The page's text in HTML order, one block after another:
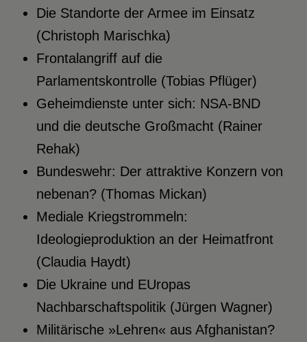
Die Standorte der Armee im Einsatz
(Christoph Marischka)
Frontalangriff auf die
Parlamentskontrolle (Tobias Pflüger)
Geheimdienste unter sich: NSA-BND
und die deutsche Großmacht (Rainer
Rehak)
Bundeswehr: Der attraktive Konzern von
nebenan? (Thomas Mickan)
Mediale Kriegstrommeln:
Ideologieproduktion an der Heimatfront
(Claudia Haydt)
Die Ukraine und EUropas
Nachbarschaftspolitik (Jürgen Wagner)
Militärische »Lehren« aus Afghanistan?